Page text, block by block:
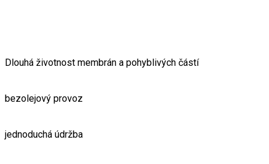
Dlouhá životnost membrán a pohyblivých částí
bezolejový provoz
jednoduchá údržba